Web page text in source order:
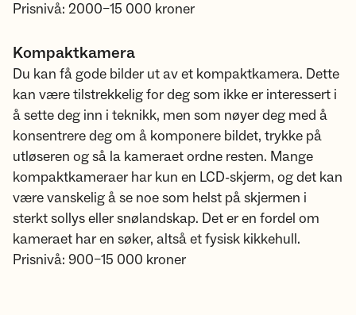
Prisnivå: 2000–15 000 kroner
Kompaktkamera
Du kan få gode bilder ut av et kompaktkamera. Dette
kan være tilstrekkelig for deg som ikke er interessert i
å sette deg inn i teknikk, men som nøyer deg med å
konsentrere deg om å komponere bildet, trykke på
utløseren og så la kameraet ordne resten. Mange
kompaktkameraer har kun en LCD-skjerm, og det kan
være vanskelig å se noe som helst på skjermen i
sterkt sollys eller snølandskap. Det er en fordel om
kameraet har en søker, altså et fysisk kikkehull.
Prisnivå: 900–15 000 kroner